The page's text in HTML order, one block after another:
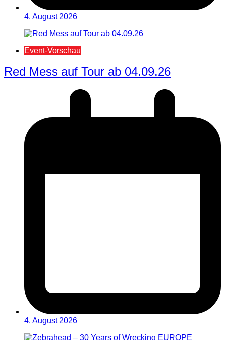
4. August 2026
Event-Vorschau
Red Mess auf Tour ab 04.09.26
4. August 2026